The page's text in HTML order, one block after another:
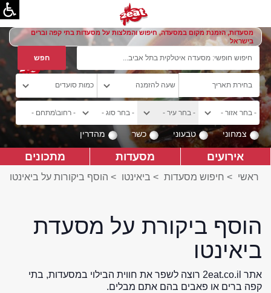
מסעדות, הזמנת מקום במסעדה, חיפוש והמלצות על מסעדות בתי קפה וברים
בישראל
צמחוני טבעוני כשר מהדרין
אירועים מסעדות מתכונים
ראשי > חיפוש מסעדות > ביאינטו > הוסף ביקורות על ביאינטו
הוסף ביקורת על מסעדת
ביאינטו
אתר 2eat.co.il רוצה לשפר את חווית הבילוי במסעדות, בתי
קפה ברים או פאבים בהם אתם מבלים.